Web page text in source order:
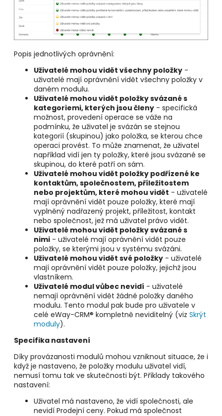
Popis jednotlivých oprávnění:
Uživatelé mohou vidět všechny položky -
uživatelé mají oprávnění vidět všechny položky v
daném modulu.
Uživatelé mohou vidět položky svázané s
kategoriemi, kterých jsou členy - specifická
možnost, provedení operace se váže na
podmínku, že uživatel je svázán se stejnou
kategorií (skupinou) jako položka, se kterou chce
operaci provést. To může znamenat, že uživatel
například vidí jen ty položky, které jsou svázané se
skupinou, do které patří on sám.
Uživatelé mohou vidět položky podřízené ke
kontaktům, společnostem, příležitostem
nebo projektům, které mohou vidět - uživatelé
mají oprávnění vidět pouze položky, které mají
vyplněný nadřazený projekt, příležitost, kontakt
nebo společnost, jež má uživatel právo vidět.
Uživatelé mohou vidět položky svázané s
nimi - uživatelé mají oprávnění vidět pouze
položky, se kterými jsou v systému svázáni.
Uživatelé mohou vidět své položky - uživatelé
mají oprávnění vidět pouze položky, jejichž jsou
vlastníkem.
Uživatelé modul vůbec nevidí - uživatelé
nemají oprávnění vidět žádné položky daného
modulu. Tento modul pak bude pro uživatele v
celé eWay-CRM® kompletně neviditelný (viz Skrýt
moduly).
Specifika nastavení
Díky provázanosti modulů mohou vzniknout situace, že i
když je nastaveno, že položky modulu uživatel vidí,
nemusí tomu tak ve skutečnosti být. Příklady takového
nastavení:
Uživatel má nastaveno, že vidí společnosti, ale
nevidí Prodejní ceny. Pokud má společnost